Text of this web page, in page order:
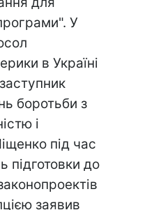
У
в Україні
боротьби з
і
під час
підготовки до
заявив